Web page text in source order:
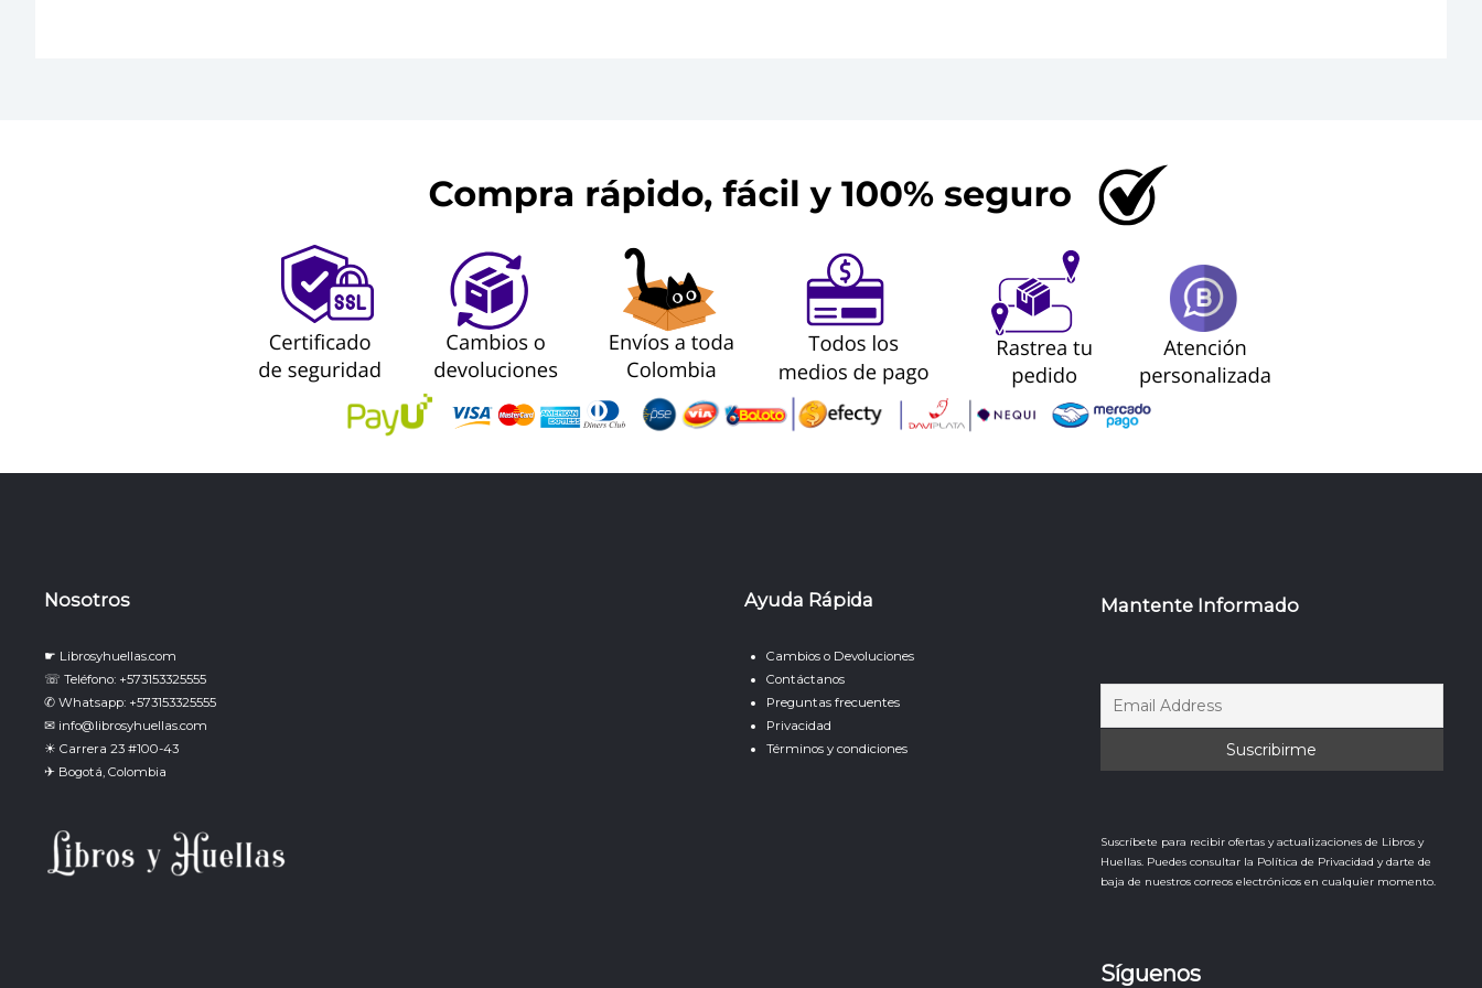
Nosotros
☛ Librosyhuellas.com
☏ Teléfono: +573153325555
✆ Whatsapp: +573153325555
✉ info@librosyhuellas.com
☀ Carrera 23 #100-43
✈ Bogotá, Colombia
Ayuda Rápida
Cambios o Devoluciones
Contáctanos
Preguntas frecuentes
Privacidad
Términos y condiciones
Mantente Informado
Suscríbete para recibir ofertas y actualizaciones de Libros y
Huellas. Puedes consultar la Política de Privacidad y darte de
baja de nuestros correos electrónicos en cualquier momento.
Síguenos